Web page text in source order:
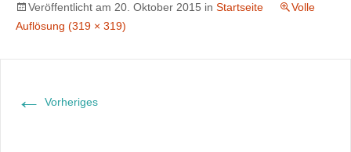
Veröffentlicht am 20. Oktober 2015 in Startseite
Volle
Auflösung (319 × 319)
← Vorheriges